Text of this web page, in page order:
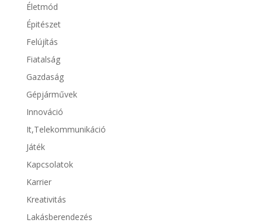
Életmód
Épitészet
Felújítás
Fiatalság
Gazdaság
Gépjárművek
Innováció
It,Telekommunikáció
Játék
Kapcsolatok
Karrier
Kreativitás
Lakásberendezés